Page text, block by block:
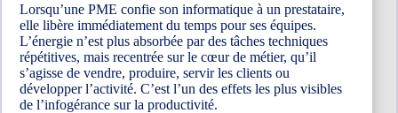
Lorsqu’une PME confie son informatique à un prestataire,
elle libère immédiatement du temps pour ses équipes.
L’énergie n’est plus absorbée par des tâches techniques
répétitives, mais recentrée sur le cœur de métier, qu’il
s’agisse de vendre, produire, servir les clients ou
développer l’activité. C’est l’un des effets les plus visibles
de l’infogérance sur la productivité.